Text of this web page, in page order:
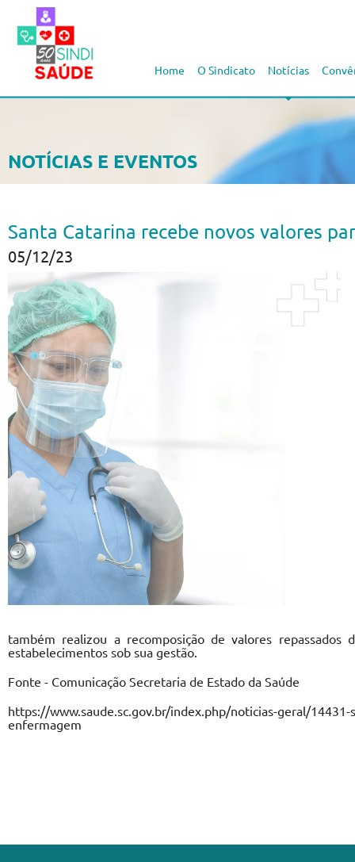
Notícias
O Sindicato
Home
NOTÍCIAS E EVENTOS
Santa Catarina recebe novos valores
05/12/23
também realizou a recomposição de valores
estabelecimentos sob sua gestão.
Fonte - Comunicação Secretaria de Estado da Saúde
https://www.saude.sc.gov.br/index.php/noticias-geral/
enfermagem